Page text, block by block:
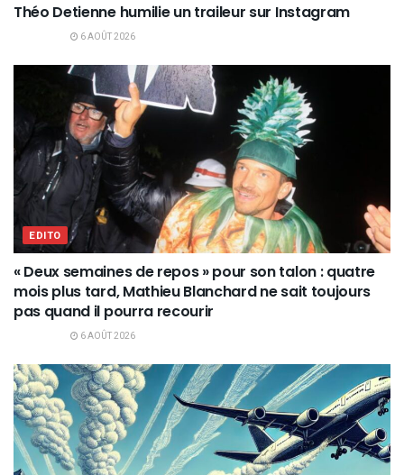
Théo Detienne humilie un traileur sur Instagram
6 AOÛT 2026
EDITO
« Deux semaines de repos » pour son talon : quatre
mois plus tard, Mathieu Blanchard ne sait toujours
pas quand il pourra recourir
6 AOÛT 2026